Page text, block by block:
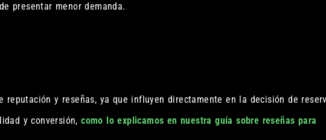
presentar menor demanda.
reputación y reseñas, ya que influyen directamente en la decisión de
y conversión,como lo explicamos en nuestra guía sobre reseñas para